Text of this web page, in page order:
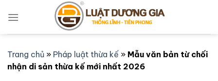
qua
Trang chủ » Pháp luật thừa kế » Mẫu văn bản từ chối
nhận di sản thừa kế mới nhất 2026